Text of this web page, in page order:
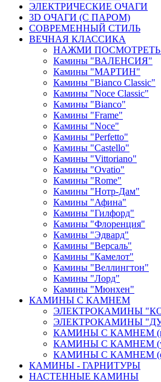
ЭЛЕКТРИЧЕСКИЕ ОЧАГИ
3D ОЧАГИ (С ПАРОМ)
СОВРЕМЕННЫЙ СТИЛЬ
ВЕЧНАЯ КЛАССИКА
НАЖМИ
Камины "ВАЛЕНСИЯ"
Камины "МАРТИН"
Камины "Bianco Classic"
Камины "Noce Classic"
Камины "Bianco"
Камины "Frame"
Камины "Noce"
Камины "Perfetto"
Камины "Castello"
Камины "Vittoriano"
Камины "Ovatio"
Камины "Rome"
Камины "Нотр-Дам"
Камины "Афина"
Камины "Гилфорд"
Камины "Флоренция"
Камины "Эдвард"
Камины "Версаль"
Камины "Камелот"
Камины "Веллингтон"
Камины "Лорд"
Камины "Мюнхен"
КАМИНЫ С КАМНЕМ
ЭЛЕКТРОКАМИНЫ
ЭЛЕКТРОКАМИНЫ
КАМИНЫ С КАМНЕМ
КАМИНЫ С КАМНЕМ
КАМИНЫ С КАМНЕМ
КАМИНЫ - ГАРНИТУРЫ
НАСТЕННЫЕ КАМИНЫ